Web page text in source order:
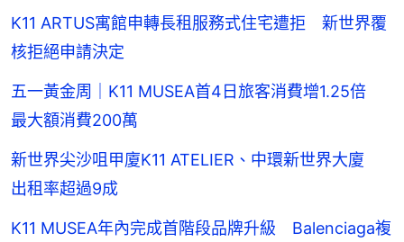
K11 ARTUS寓館申轉長租服務式住宅遭拒 新世界覆
核拒絕申請決定
五一黃金周｜K11 MUSEA首4日旅客消費增1.25倍
最大額消費200萬
新世界尖沙咀甲廈K11 ATELIER、中環新世界大廈
出租率超過9成
K11 MUSEA年內完成首階段品牌升級 Balenciaga複